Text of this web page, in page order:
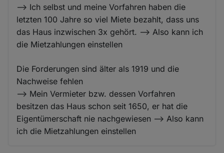
--> Ich selbst und meine Vorfahren haben die
letzten 100 Jahre so viel Miete bezahlt, dass uns
das Haus inzwischen 3x gehört. --> Also kann ich
die Mietzahlungen einstellen
Die Forderungen sind älter als 1919 und die
Nachweise fehlen
--> Mein Vermieter bzw. dessen Vorfahren
besitzen das Haus schon seit 1650, er hat die
Eigentümerschaft nie nachgewiesen --> Also kann
ich die Mietzahlungen einstellen